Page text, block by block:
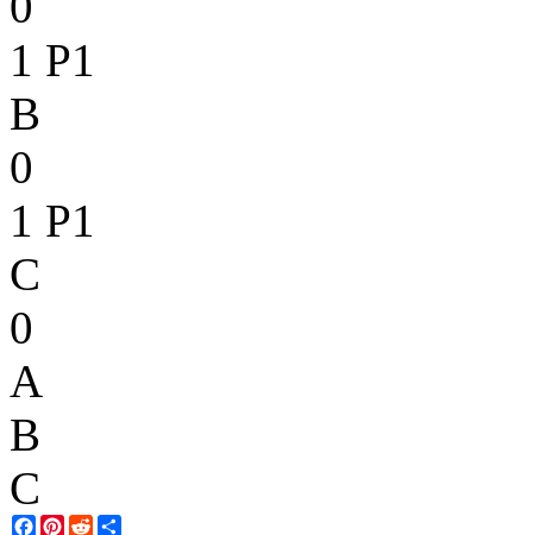
1 P1
B
0
1 P1
C
0
A
B
C
Facebook
Pinterest
Reddit